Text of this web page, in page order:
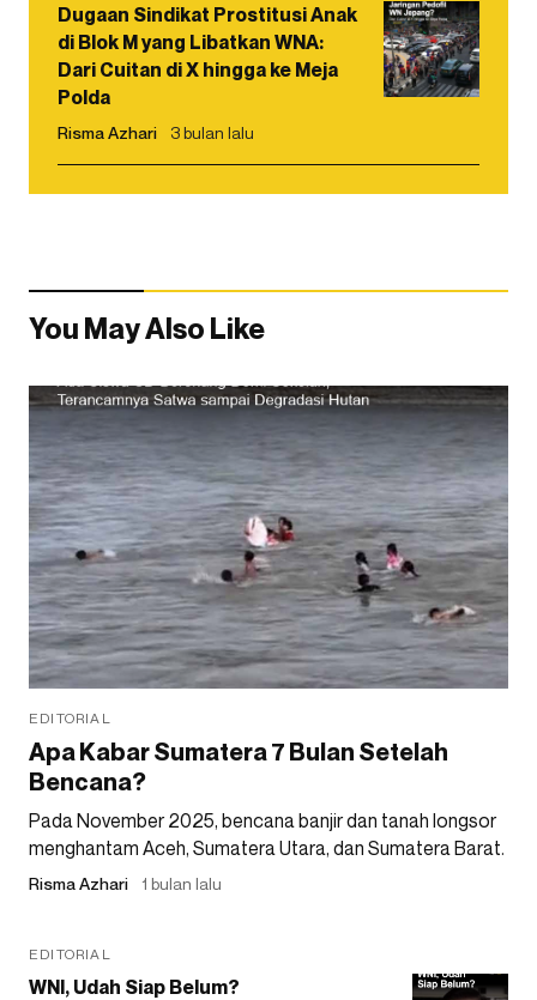
Dugaan Sindikat Prostitusi Anak
di Blok M yang Libatkan WNA:
Dari Cuitan di X hingga ke Meja
Polda
Risma Azhari 3 bulan lalu
You May Also Like
EDITORIAL
Apa Kabar Sumatera 7 Bulan Setelah
Bencana?
Pada November 2025, bencana banjir dan tanah longsor
menghantam Aceh, Sumatera Utara, dan Sumatera Barat.
Risma Azhari 1 bulan lalu
EDITORIAL
WNI, Udah Siap Belum?